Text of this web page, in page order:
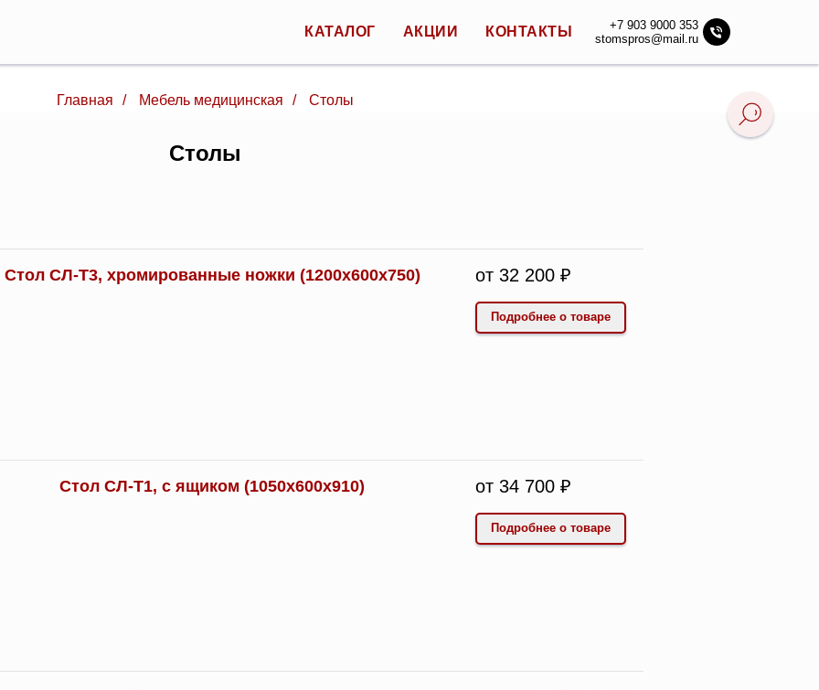
КАТАЛОГ АКЦИИ КОНТАКТЫ
+7 903 9000 353
stomspros@mail.ru
Главная / Мебель медицинская / Столы
Столы
Стол СЛ-Т3, хромированные ножки (1200х600х750) от 32 200 ₽
Подробнее о товаре
Стол СЛ-Т1, с ящиком (1050х600х910) от 34 700 ₽
Подробнее о товаре